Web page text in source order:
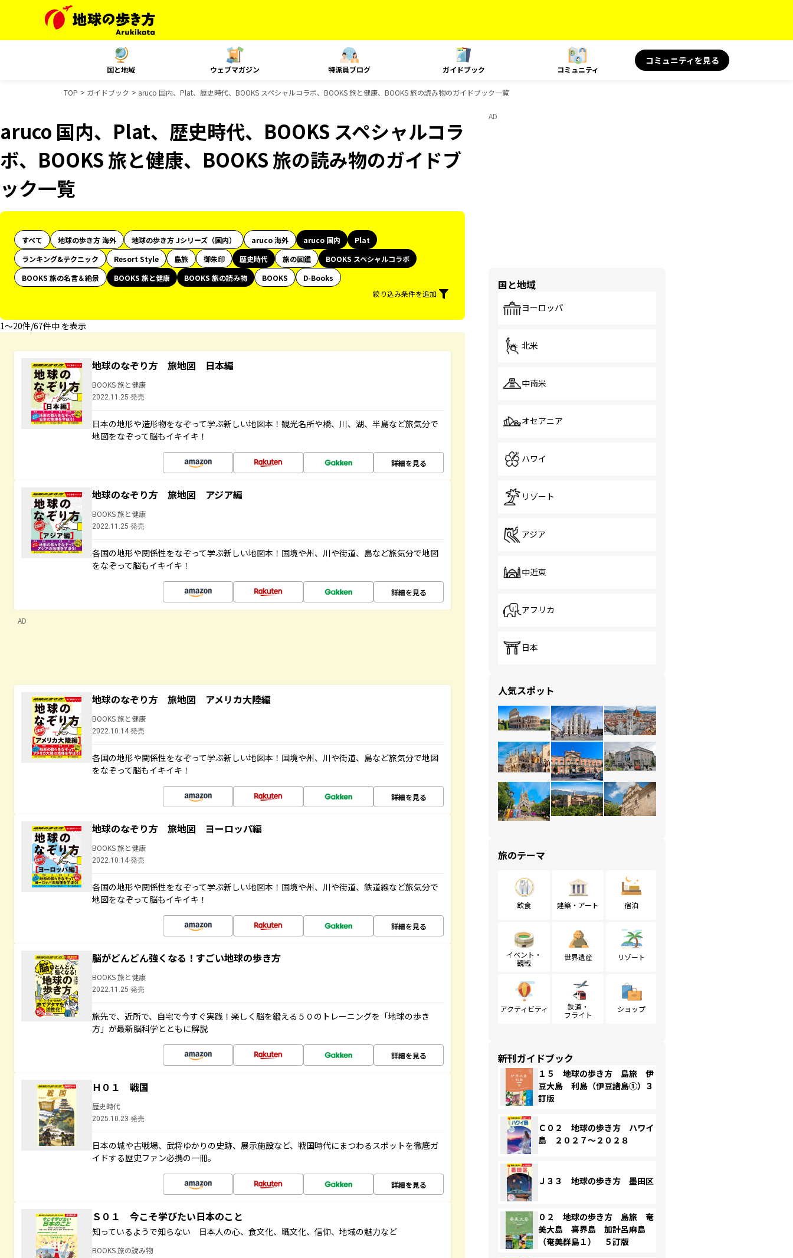
国と地域 ウェブマガジン 特派員ブログ ガイドブック コミュニティ
コミュニティを見る
TOP ガイドブック aruco 国内、Plat、歴史時代、BOOKS スペシャルコラボ、BOOKS 旅と健康、BOOKS 旅の読み物のガイドブック一覧
aruco 国内、Plat、歴史時代、BOOKS スペシャルコラ
ボ、BOOKS 旅と健康、BOOKS 旅の読み物のガイドブ
ック一覧
すべて 地球の歩き方 海外 地球の歩き方 Jシリーズ（国内） aruco 海外 aruco 国内
Plat
ランキング&テクニック
Resort Style 島旅 御朱印 歴史時代 旅の図鑑
BOOKS スペシャルコラボ
BOOKS 旅の名言＆絶景
BOOKS 旅と健康 BOOKS 旅の読み物 BOOKS
D-Books
絞り込み条件を追加
1〜20件/67件中 を表示
地球のなぞり方 旅地図 日本編
BOOKS 旅と健康
2022.11.25 発売
日本の地形や造形物をなぞって学ぶ新しい地図本！観光名所や橋、川、湖、半島など旅気分で
地図をなぞって脳もイキイキ！
詳細を見る
地球のなぞり方 旅地図 アジア編
BOOKS 旅と健康
2022.11.25 発売
各国の地形や関係性をなぞって学ぶ新しい地図本！国境や州、川や街道、島など旅気分で地図
をなぞって脳もイキイキ！
詳細を見る
AD
地球のなぞり方 旅地図 アメリカ大陸編
BOOKS 旅と健康
2022.10.14 発売
各国の地形や関係性をなぞって学ぶ新しい地図本！国境や州、川や街道、島など旅気分で地図
をなぞって脳もイキイキ！
詳細を見る
地球のなぞり方 旅地図 ヨーロッパ編
BOOKS 旅と健康
2022.10.14 発売
各国の地形や関係性をなぞって学ぶ新しい地図本！国境や州、川や街道、鉄道線など旅気分で
地図をなぞって脳もイキイキ！
詳細を見る
脳がどんどん強くなる！すごい地球の歩き方
BOOKS 旅と健康
2022.11.25 発売
旅先で、近所で、自宅で今すぐ実践！楽しく脳を鍛える５０のトレーニングを「地球の歩き
方」が最新脳科学とともに解説
詳細を見る
Ｈ０１ 戦国
歴史時代
2025.10.23 発売
日本の城や古戦場、武将ゆかりの史跡、展示施設など、戦国時代にまつわるスポットを徹底ガ
イドする歴史ファン必携の一冊。
詳細を見る
Ｓ０１ 今こそ学びたい日本のこと
知っているようで知らない 日本人の心、食文化、職文化、信仰、地域の魅力など
BOOKS 旅の読み物
AD
国と地域
ヨーロッパ
北米
中南米
オセアニア
ハワイ
リゾート
アジア
中近東
アフリカ
日本
人気スポット
旅のテーマ
飲食 建築・アート 宿泊
イベント・
観戦
世界遺産 リゾート
アクティビティ
鉄道・
フライト
ショップ
新刊ガイドブック
１５ 地球の歩き方 島旅 伊
豆大島 利島（伊豆諸島①）３
訂版
Ｃ０２ 地球の歩き方 ハワイ
島 ２０２７～２０２８
Ｊ３３ 地球の歩き方 墨田区
０２ 地球の歩き方 島旅 奄
美大島 喜界島 加計呂麻島
（奄美群島１） ５訂版